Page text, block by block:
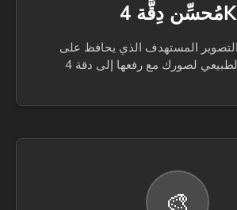
مُحسِّن دِقَّة 4K
المستهدف الذي يحافظ على
🎨